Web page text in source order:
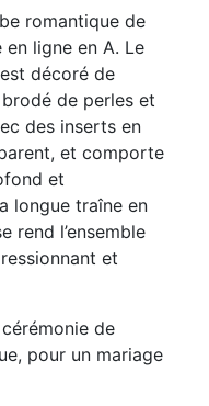
romantique de
ligne en A. Le
décoré de
de perles et
des inserts en
et comporte
et
longue traîne en
rend l’ensemble
et
de
pour un mariage